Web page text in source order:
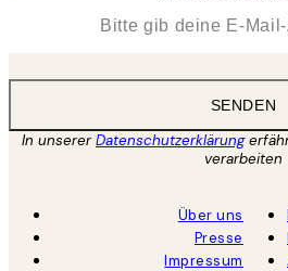
SENDEN
In unsererDatenschutzerklärung
verarbeiten
Über uns
Presse
Impressum